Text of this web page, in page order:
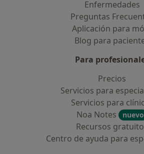
Enfermedades
Preguntas
Aplicación para
Blog para
Para
Precios
Servicios para
Servicios para
Noa Notes
nuevo
Recursos
Centro de ayuda para